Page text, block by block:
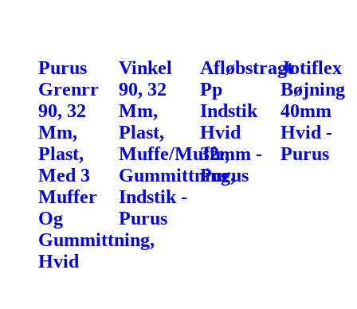
Purus
Grenrr
90, 32
Mm,
Plast,
Med 3
Muffer
Og
Gummittning,
Hvid
Vinkel
90, 32
Mm,
Plast,
Muffe/Muffe,
Gummittning,
Indstik -
Purus
Afløbstragt
Pp
Indstik
Hvid
32mm -
Purus
Jotiflex
Bøjning
40mm
Hvid -
Purus